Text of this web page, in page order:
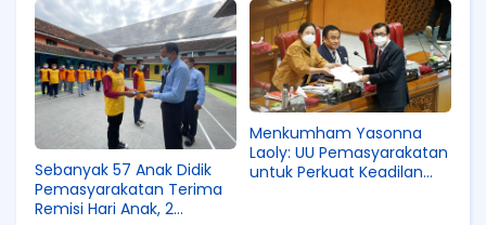
Sebanyak 57 Anak Didik
Pemasyarakatan Terima
Remisi Hari Anak, 2
Menkumham Yasonna
Laoly: UU Pemasyarakatan
untuk Perkuat Keadilan